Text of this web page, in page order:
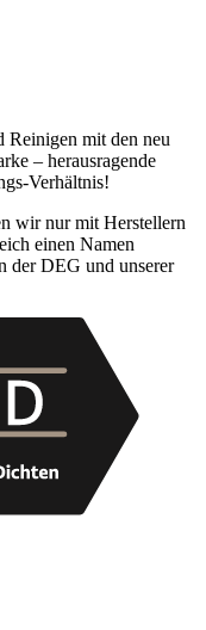
Reinigen mit den neu
– herausragende
Verhältnis!
wir nur mit Herstellern
einen Namen
der DEG und unserer